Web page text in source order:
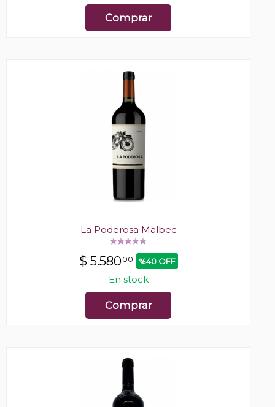
Comprar
La Poderosa Malbec
$ 5.58000 %40 OFF
En stock
Comprar